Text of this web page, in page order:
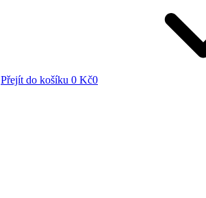
Přejít do košíku 0 Kč0